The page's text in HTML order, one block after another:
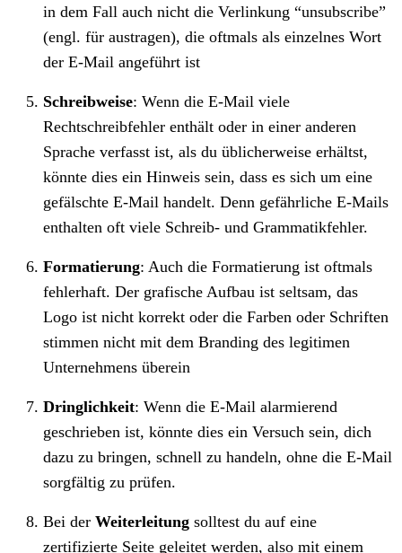
in dem Fall auch nicht die Verlinkung “unsubscribe”
(engl. für austragen), die oftmals als einzelnes Wort
der E-Mail angeführt ist
Schreibweise: Wenn die E-Mail viele
Rechtschreibfehler enthält oder in einer anderen
Sprache verfasst ist, als du üblicherweise erhältst,
könnte dies ein Hinweis sein, dass es sich um eine
gefälschte E-Mail handelt. Denn gefährliche E-Mails
enthalten oft viele Schreib- und Grammatikfehler.
Formatierung: Auch die Formatierung ist oftmals
fehlerhaft. Der grafische Aufbau ist seltsam, das
Logo ist nicht korrekt oder die Farben oder Schriften
stimmen nicht mit dem Branding des legitimen
Unternehmens überein
Dringlichkeit: Wenn die E-Mail alarmierend
geschrieben ist, könnte dies ein Versuch sein, dich
dazu zu bringen, schnell zu handeln, ohne die E-Mail
sorgfältig zu prüfen.
Bei der Weiterleitung solltest du auf eine
zertifizierte Seite geleitet werden, also mit einem